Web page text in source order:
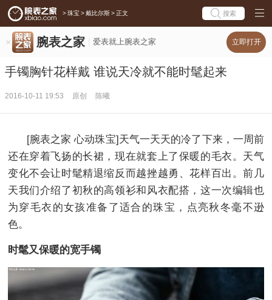
> 珠宝 > 戴比尔斯 > 正文 搜索
腕表之家 爱表就上腕表之家 立即打开
手镯胸针花样戴 谁说天冷就不能时髦起来
2016-10-11 19:53 原创 陈曦
[腕表之家 心动珠宝]天气一天天的冷了下来，一周前
还在穿着飞扬的长裙，现在就套上了保暖的毛衣。天气
变化不会让时髦精退缩反而越挫越勇、花样百出。前几
天我们介绍了初秋的高领衫和风衣配搭，这一次编辑也
为穿毛衣的女孩准备了适合的珠宝，点亮秋冬毫不逊
色。
时髦又保暖的宽手镯